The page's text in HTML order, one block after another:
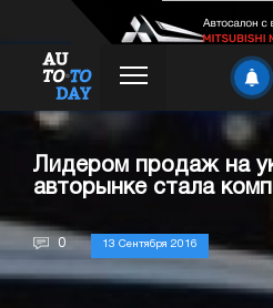
Лидером продаж на
авторынке стала
0 13 Сентября 2016